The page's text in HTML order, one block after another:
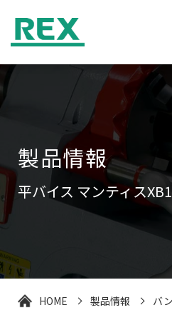
製品情報
平バイス マンティス
HOME 製品情報 バ